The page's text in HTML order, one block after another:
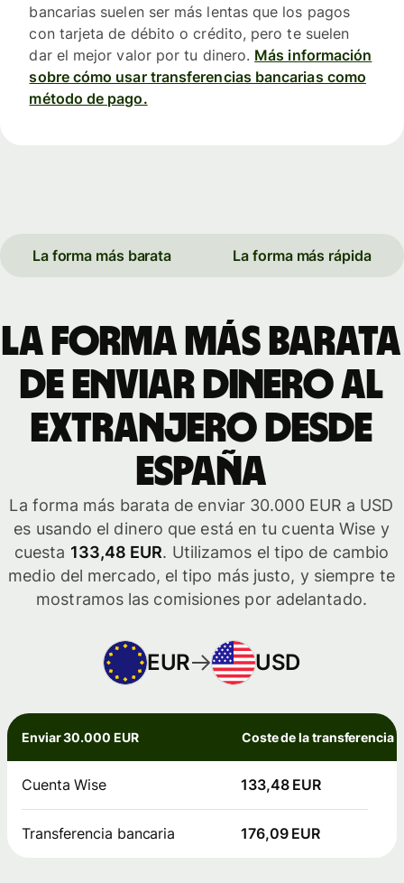
bancarias suelen ser más lentas que los pagos
con tarjeta de débito o crédito, pero te suelen
dar el mejor valor por tu dinero. Más información
sobre cómo usar transferencias bancarias como
método de pago.
La forma más barata La forma más rápida
La forma más barata
de enviar dinero al
extranjero desde
España
La forma más barata de enviar 30.000 EUR a USD
es usando el dinero que está en tu cuenta Wise y
cuesta 133,48 EUR. Utilizamos el tipo de cambio
medio del mercado, el tipo más justo, y siempre te
mostramos las comisiones por adelantado.
EUR USD
Enviar 30.000 EUR Coste de la transferencia
Cuenta Wise 133,48 EUR
Transferencia bancaria 176,09 EUR